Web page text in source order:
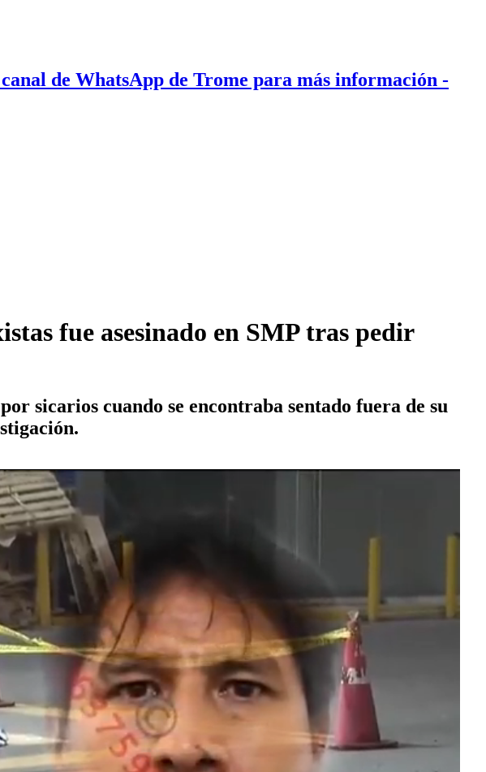
de WhatsApp de Trome para más información -
fue asesinado en SMP tras pedir
sicarios cuando se encontraba sentado fuera de su